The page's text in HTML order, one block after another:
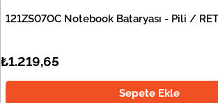
121ZS07OC Notebook Bataryası - Pili /
₺1.219,65
Sepete Ekle